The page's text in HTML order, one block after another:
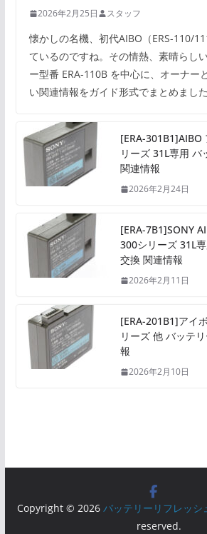
2026年2月25日 スタッフ
懐かしの名機、初代AIBO（ERS-110/
ているのですね。その情熱、素晴らし
ー型番 ERA-110B を中心に、オーナー
い関連情報をガイド形式でまとめまし
[ERA-301B1]AIBO
リーズ 31L専用 バ
関連情報
2026年2月24日
[ERA-7B1]SONY
300シリーズ 31L
交換 関連情報
2026年2月11日
[ERA-201B1]アイ
リーズ 他 バッテ
報
2026年2月10日
Copyright © 2026バッテリーリフレッシ
reserved.